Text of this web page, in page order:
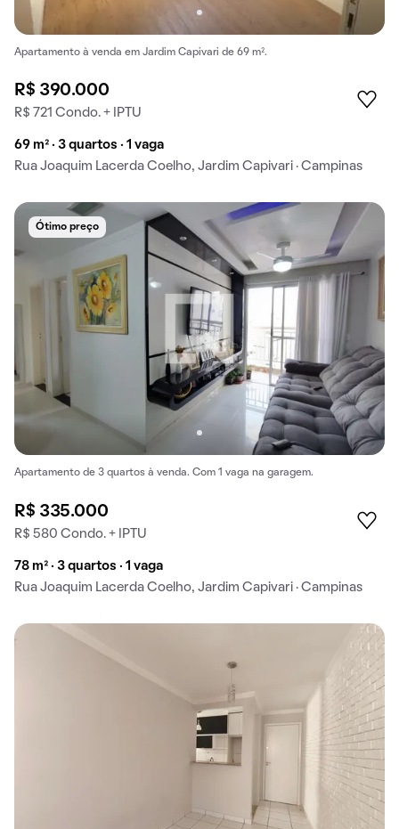
Apartamento à venda em Jardim Capivari de 69 m².
R$ 390.000
R$ 721 Condo. + IPTU
69 m² · 3 quartos · 1 vaga
Rua Joaquim Lacerda Coelho, Jardim Capivari · Campinas
Ótimo preço
Apartamento de 3 quartos à venda. Com 1 vaga na garagem.
R$ 335.000
R$ 580 Condo. + IPTU
78 m² · 3 quartos · 1 vaga
Rua Joaquim Lacerda Coelho, Jardim Capivari · Campinas